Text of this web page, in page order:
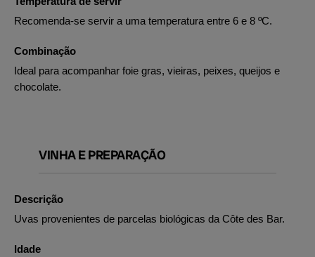
Recomenda-se servir a uma temperatura entre 6 e 8 ºC.
Combinação
Ideal para acompanhar foie gras, vieiras, peixes, queijos e
chocolate.
VINHA E PREPARAÇÃO
Descrição
Uvas provenientes de parcelas biológicas da Côte des Bar.
Idade